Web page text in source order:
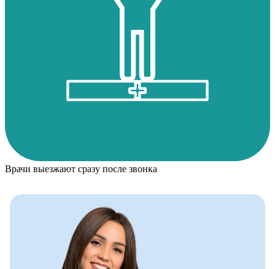
Врачи выезжают сразу после звонка